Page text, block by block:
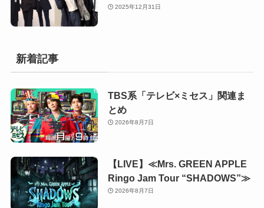
2025年12月31日
新着記事
TBS系「テレビ×ミセス」関連ま
とめ
2026年8月7日
【LIVE】≪Mrs. GREEN APPLE
Ringo Jam Tour “SHADOWS”≫
2026年8月7日